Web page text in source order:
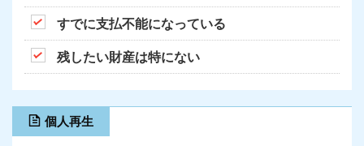
すでに支払不能になっている
残したい財産は特にない
個人再生